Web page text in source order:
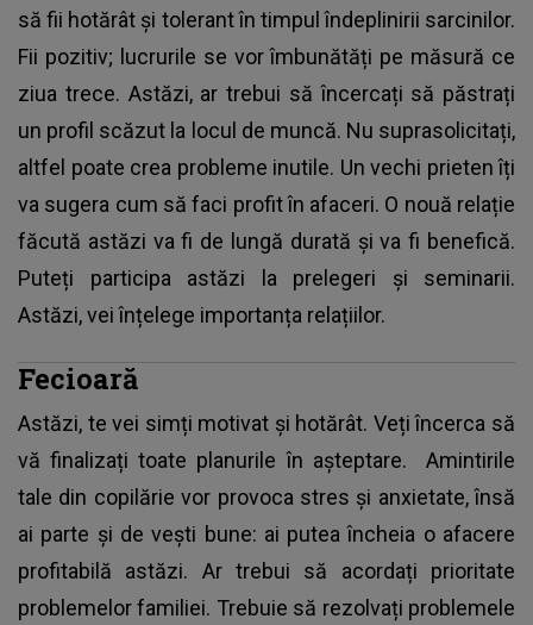
să fii hotărât și tolerant în timpul îndeplinirii sarcinilor.
Fii pozitiv; lucrurile se vor îmbunătăți pe măsură ce
ziua trece. Astăzi, ar trebui să încercați să păstrați
un profil scăzut la locul de muncă. Nu suprasolicitați,
altfel poate crea probleme inutile. Un vechi prieten îți
va sugera cum să faci profit în afaceri. O nouă relație
făcută astăzi va fi de lungă durată și va fi benefică.
Puteți participa astăzi la prelegeri și seminarii.
Astăzi, vei înțelege importanța relațiilor.
Fecioară
Astăzi, te vei simți motivat și hotărât. Veți încerca să
vă finalizați toate planurile în așteptare. Amintirile
tale din copilărie vor provoca stres și anxietate, însă
ai parte și de vești bune: ai putea încheia o afacere
profitabilă astăzi. Ar trebui să acordați prioritate
problemelor familiei. Trebuie să rezolvați problemele